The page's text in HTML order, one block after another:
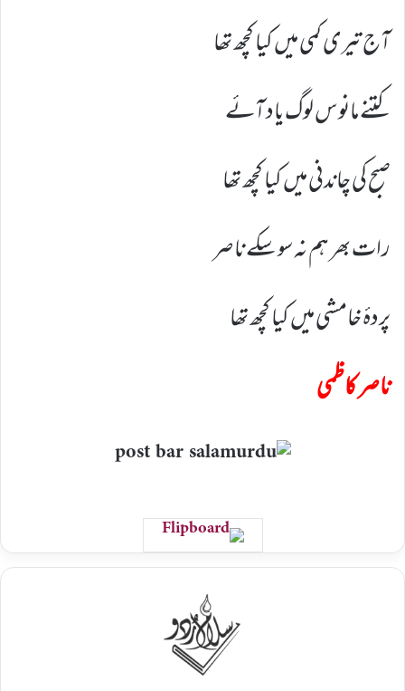
آج تیری کمی میں کیا کچھ تھا
کتنے مانوس لوگ یاد آئے
صبح کی چاندنی میں کیا کچھ تھا
رات بھر ہم نہ سو سکے ناصر
پردۂ خامشی میں کیا کچھ تھا
ناصر کاظمی